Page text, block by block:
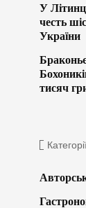
У
честь
України
тисяч